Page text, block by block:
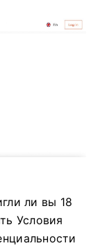
ли вы 18
Условия